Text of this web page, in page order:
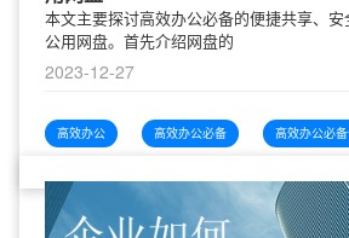
本文主要探讨高效办公必备的便捷共享、
公用网盘。首先介绍网盘的
2023-12-27
高效办公 高效办公必备 高效办公必